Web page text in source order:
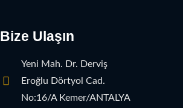
Bize Ulaşın
Yeni Mah. Dr. Derviş
Eroğlu Dörtyol Cad.
No:16/A Kemer/ANTALYA